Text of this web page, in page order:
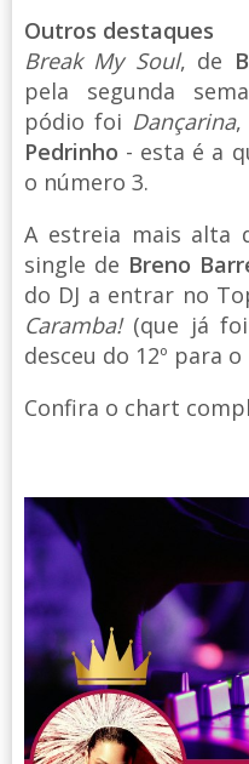
Outros destaques
Break My Soul, de
pela segunda
pódio foi Dançarina,
Pedrinho - esta é a
o número 3.
A estreia mais alta
single de Breno
do DJ a entrar no
Caramba!(que já foi
desceu do 12º para o
Confira o chart